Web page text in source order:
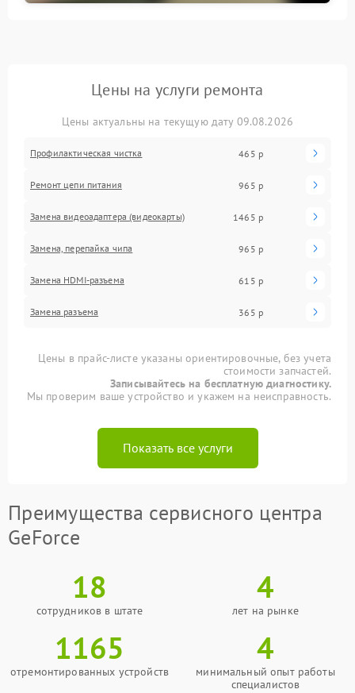
Цены на услуги ремонта
Цены актуальны на текущую дату 09.08.2026
Профилактическая чистка 465 р
Ремонт цепи питания 965 р
Замена видеоадаптера (видеокарты) 1465 р
Замена, перепайка чипа 965 р
Замена HDMI-разъема 615 р
Замена разъема 365 р
Цены в прайс-листе указаны ориентировочные, без учета
стоимости запчастей.
Записывайтесь на бесплатную диагностику.
Мы проверим ваше устройство и укажем на неисправность.
Показать все услуги
Преимущества сервисного центра
GeForce
18
сотрудников в штате
4
лет на рынке
1165
отремонтированных устройств
4
минимальный опыт работы
специалистов